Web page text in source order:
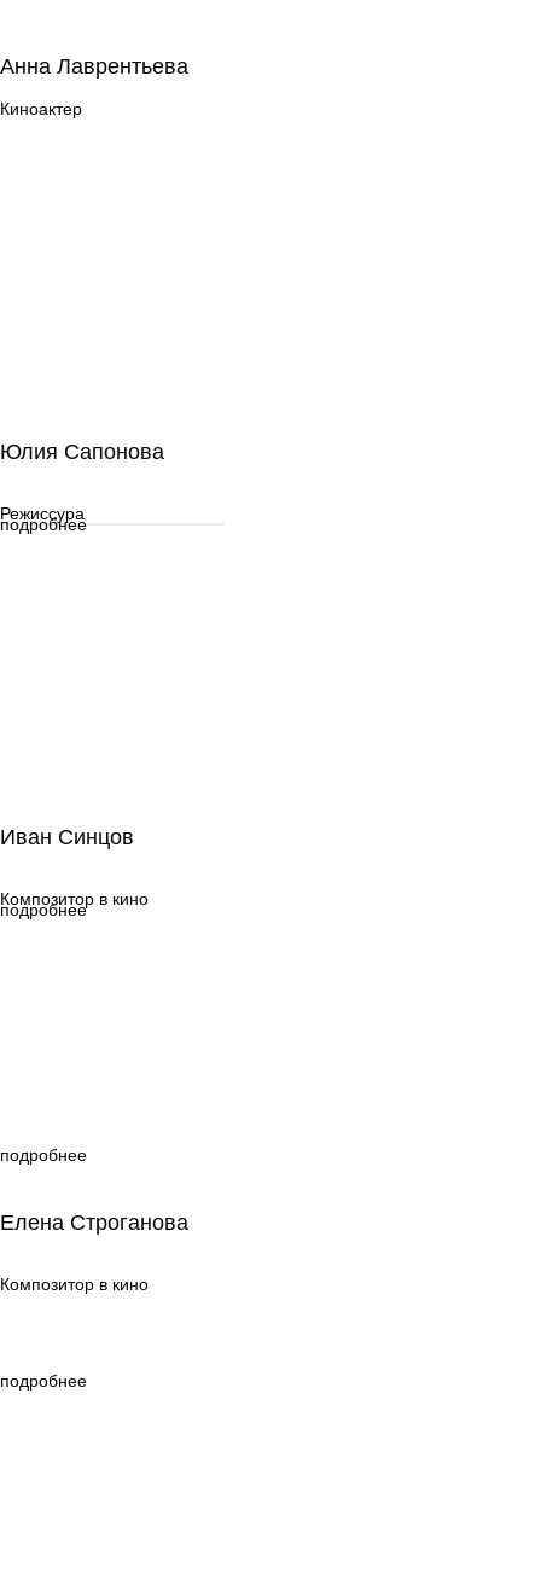
подробнее
Анна Лаврентьева
Киноактер
подробнее
Юлия Сапонова
Режиссура
подробнее
Иван Синцов
Композитор в кино
подробнее
Елена Строганова
Композитор в кино